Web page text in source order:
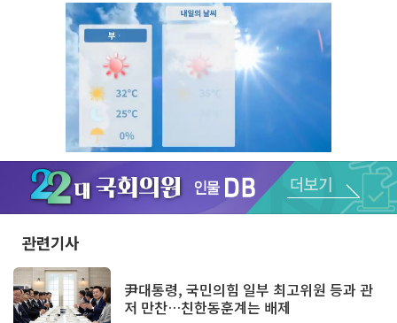
Unmute
관련기사
尹대통령, 국민의힘 일부 최고위원 등과 관
저 만찬…친한동훈계는 배제